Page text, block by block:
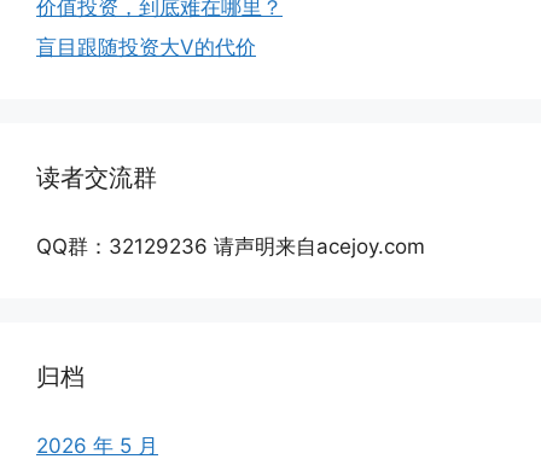
价值投资，到底难在哪里？
盲目跟随投资大V的代价
读者交流群
QQ群：32129236 请声明来自acejoy.com
归档
2026 年 5 月